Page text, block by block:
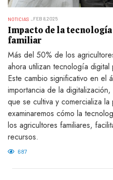
NOTICIAS FEB 8,2025
Impacto de la
familiar
Más del 50% de los
ahora utilizan tecnología
Este cambio significativo en el
importancia de la
que se cultiva y comercializa
examinaremos cómo la
los agricultores familiares,
recursos.
687